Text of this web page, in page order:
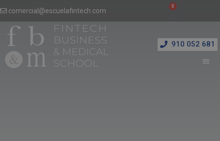
comercial@escuelafintech.com
910 052 681